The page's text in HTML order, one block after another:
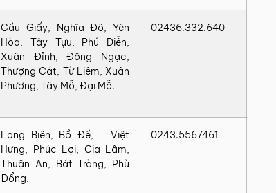
Cầu Giấy, Nghĩa Đô, Yên
Hòa, Tây Tựu, Phú Diễn,
Xuân Đỉnh, Đông Ngạc,
Thượng Cát, Từ Liêm, Xuân
Phương, Tây Mỗ, Đại Mỗ.
02436.332.640
Long Biên, Bồ Đề, Việt
Hưng, Phúc Lợi, Gia Lâm,
Thuận An, Bát Tràng, Phù
Đổng.
0243.5567461